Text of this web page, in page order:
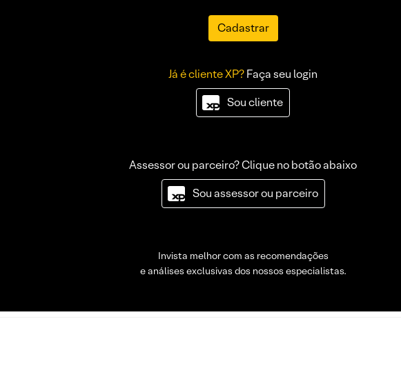
Cadastrar
Já é cliente XP?Faça seu login
Sou cliente
Assessor ou parceiro? Clique no botão abaixo
Sou assessor ou parceiro
Invista melhor com as recomendações
e análises exclusivas dos nossos especialistas.